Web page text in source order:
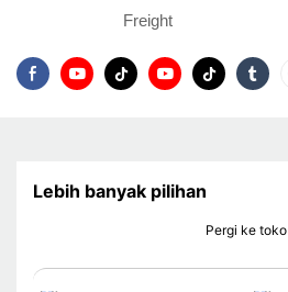
Freight
Lebih banyak pilihan
Pergi ke toko